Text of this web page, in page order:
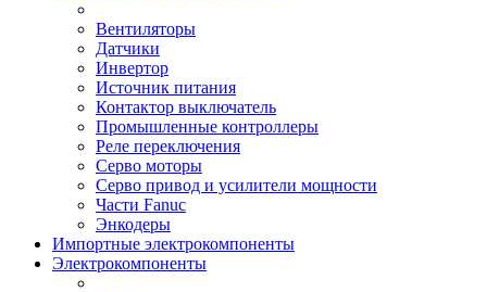
Вентиляторы
Датчики
Инвертор
Источник питания
Контактор выключатель
Промышленные контроллеры
Реле переключения
Серво моторы
Серво привод и усилители мощности
Части Fanuc
Энкодеры
Импортные электрокомпоненты
Электрокомпоненты